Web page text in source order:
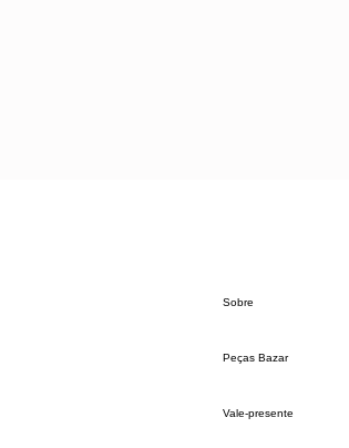
Sobre
Peças Bazar
Vale-presente